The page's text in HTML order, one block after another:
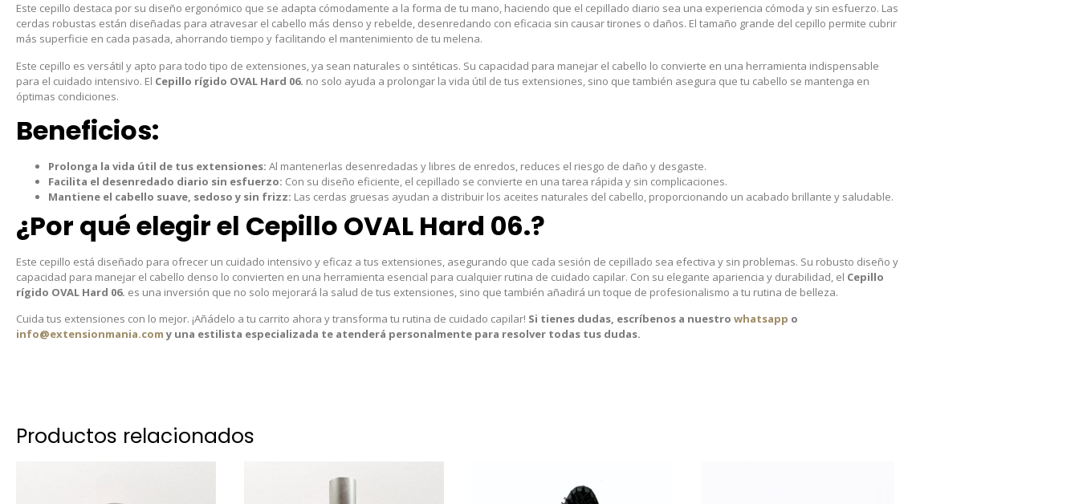
Este cepillo destaca por su diseño ergonómico que se adapta cómodamente a la forma de tu mano, haciendo que el cepillado diario sea una experiencia cómoda y sin esfuerzo. Las
cerdas robustas están diseñadas para atravesar el cabello más denso y rebelde, desenredando con eficacia sin causar tirones o daños. El tamaño grande del cepillo permite cubrir
más superficie en cada pasada, ahorrando tiempo y facilitando el mantenimiento de tu melena.
Este cepillo es versátil y apto para todo tipo de extensiones, ya sean naturales o sintéticas. Su capacidad para manejar el cabello lo convierte en una herramienta indispensable
para el cuidado intensivo. El Cepillo rígido OVAL Hard 06. no solo ayuda a prolongar la vida útil de tus extensiones, sino que también asegura que tu cabello se mantenga en
óptimas condiciones.
Beneficios:
Prolonga la vida útil de tus extensiones: Al mantenerlas desenredadas y libres de enredos, reduces el riesgo de daño y desgaste.
Facilita el desenredado diario sin esfuerzo: Con su diseño eficiente, el cepillado se convierte en una tarea rápida y sin complicaciones.
Mantiene el cabello suave, sedoso y sin frizz: Las cerdas gruesas ayudan a distribuir los aceites naturales del cabello, proporcionando un acabado brillante y saludable.
¿Por qué elegir el Cepillo OVAL Hard 06.?
Este cepillo está diseñado para ofrecer un cuidado intensivo y eficaz a tus extensiones, asegurando que cada sesión de cepillado sea efectiva y sin problemas. Su robusto diseño y
capacidad para manejar el cabello denso lo convierten en una herramienta esencial para cualquier rutina de cuidado capilar. Con su elegante apariencia y durabilidad, el Cepillo
rígido OVAL Hard 06. es una inversión que no solo mejorará la salud de tus extensiones, sino que también añadirá un toque de profesionalismo a tu rutina de belleza.
Cuida tus extensiones con lo mejor. ¡Añádelo a tu carrito ahora y transforma tu rutina de cuidado capilar! Si tienes dudas, escríbenos a nuestro whatsapp o
info@extensionmania.comy una estilista especializada te atenderá personalmente para resolver todas tus dudas.
Productos relacionados